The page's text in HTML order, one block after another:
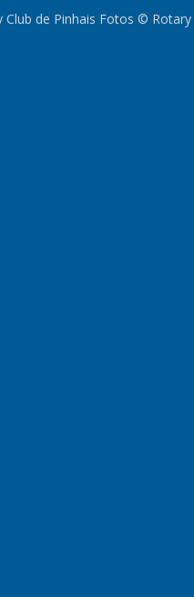
de Pinhais Fotos ©